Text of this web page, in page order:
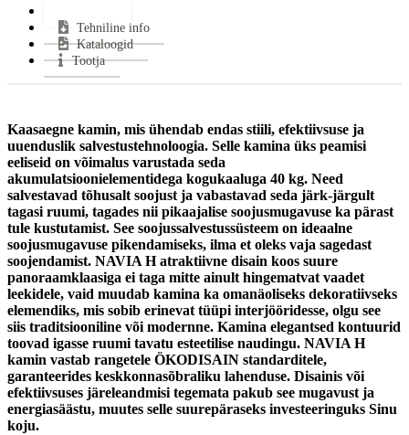
Miinimum tõmme:
Suitsutoru ühendus:
Suitsutoru ühenduse kõrgus:
Uks avaneb:
normidele:
2
Garantii:
2 aastat
VÄHEM INFOT
Tehniline info
Kataloogid
Tootja
Kaasaegne kamin, mis ühendab endas stiili, efektiivsuse ja
uuenduslik salvestustehnoloogia. Selle kamina üks peamisi
eeliseid on võimalus varustada seda
akumulatsioonielementidega kogukaaluga 40 kg. Need
salvestavad tõhusalt soojust ja vabastavad seda järk-järgult
tagasi ruumi, tagades nii pikaajalise soojusmugavuse ka pärast
tule kustutamist. See soojussalvestussüsteem on ideaalne
soojusmugavuse pikendamiseks, ilma et oleks vaja sagedast
soojendamist. NAVIA H atraktiivne disain koos suure
panoraamklaasiga ei taga mitte ainult hingematvat vaadet
leekidele, vaid muudab kamina ka omanäoliseks dekoratiivseks
elemendiks, mis sobib erinevat tüüpi interjööridesse, olgu see
siis traditsiooniline või modernne. Kamina elegantsed kontuurid
toovad igasse ruumi tavatu esteetilise naudingu. NAVIA H
kamin vastab rangetele ÖKODISAIN standarditele,
garanteerides keskkonnasõbraliku lahenduse. Disainis või
efektiivsuses järeleandmisi tegemata pakub see mugavust ja
energiasäästu, muutes selle suurepäraseks investeeringuks Sinu
koju.